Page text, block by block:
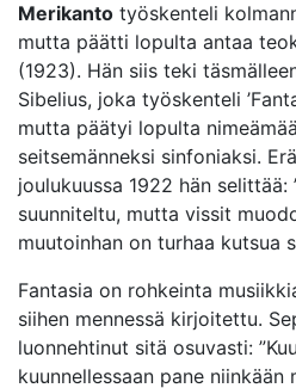
Merikanto työskenteli
mutta päätti lopulta antaa
(1923). Hän siis teki
Sibelius, joka työskenteli
mutta päätyi lopulta
seitsemänneksi sinfoniaksi.
joulukuussa 1922 hän selittää:
suunniteltu, mutta vissit
muutoinhan on turhaa kutsua
Fantasia on rohkeinta
siihen mennessä kirjoitettu.
luonnehtinut sitä osuvasti:
kuunnellessaan pane